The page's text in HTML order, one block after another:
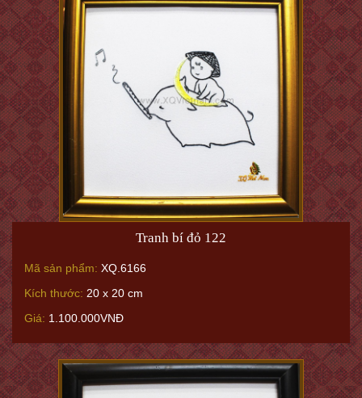
Tranh bí đỏ 122
Mã sản phẩm: XQ.6166
Kích thước: 20 x 20 cm
Giá: 1.100.000VNĐ